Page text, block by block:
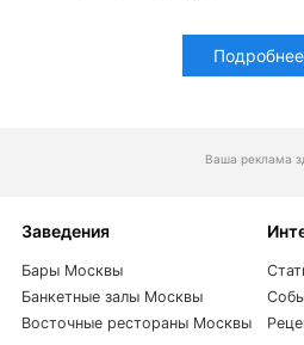
Подробнее
Ваша реклама
Заведения
Бары Москвы
Банкетные залы Москвы
Восточные рестораны Москвы